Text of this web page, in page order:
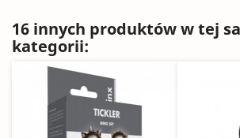
16 innych produktów w tej
kategorii: